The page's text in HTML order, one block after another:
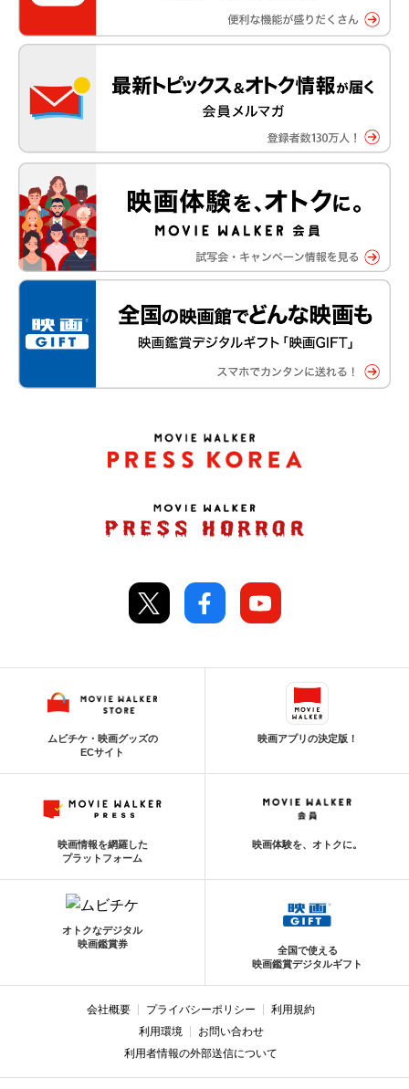
ムビチケ・映画グッズの
ECサイト
映画アプリの決定版！
映画情報を網羅した
プラットフォーム
映画体験を、オトクに。
オトクなデジタル
映画鑑賞券
全国で使える
映画鑑賞デジタルギフト
会社概要 プライバシーポリシー
利用規約
利用環境
お問い合わせ
利用者情報の外部送信について